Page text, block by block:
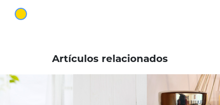
Artículos relacionados